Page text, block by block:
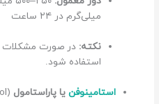
میلی‌گرم در ۲۴ ساعت
نکته: در صورت مشکلات
استفاده شود.
استامینوفن یا پاراستامول (Acetaminophen / Paracetamol)